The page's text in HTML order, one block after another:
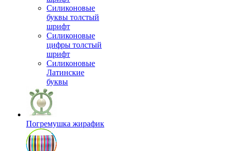
Силиконовые
буквы толстый
шрифт
Силиконовые
цифры толстый
шрифт
Силиконовые
Латинские
буквы
Погремушка жирафик